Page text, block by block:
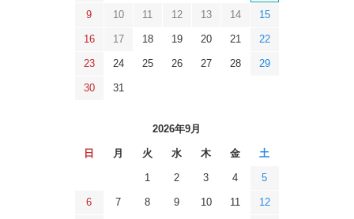
9 10 11 12 13 14 15
16 17 18 19 20 21 22
23 24 25 26 27 28 29
30 31
2026年9月
日 月 火 水 木 金 土
1 2 3 4 5
6 7 8 9 10 11 12